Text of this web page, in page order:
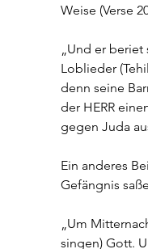
Weise (Verse
„Und er beriet
Loblieder
denn seine
der HERR
gegen Juda
Ein anderes
Gefängnis
„Um
singen) Gott.